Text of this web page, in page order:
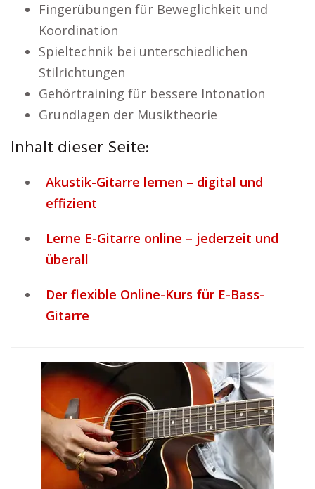
Fingerübungen für Beweglichkeit und
Koordination
Spieltechnik bei unterschiedlichen
Stilrichtungen
Gehörtraining für bessere Intonation
Grundlagen der Musiktheorie
Inhalt dieser Seite:
Akustik-Gitarre lernen – digital und
effizient
Lerne E-Gitarre online – jederzeit und
überall
Der flexible Online-Kurs für E-Bass-
Gitarre